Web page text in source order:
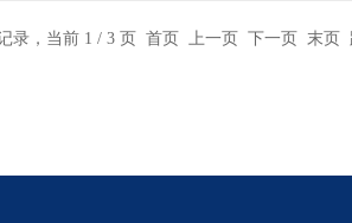
录，当前 1 / 3 页 首页 上一页 下一页 末页